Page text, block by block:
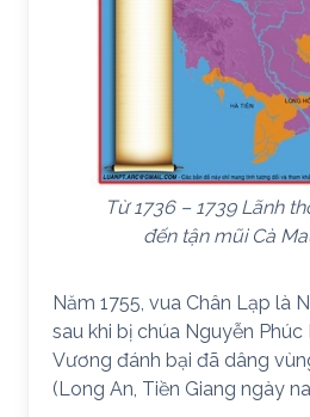
Từ 1736 – 1739 Lãnh
đến tận mũi Cà
Năm 1755, vua Chân Lạp là
sau khi bị chúa Nguyễn
Vương đánh bại đã dâng
(Long An, Tiền Giang ngày